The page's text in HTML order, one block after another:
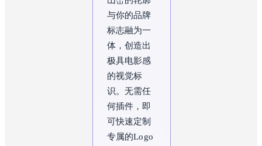
与你的品牌
标志融为一
体，创造出
极具电影感
的视觉标
识。无需任
何插件，即
可快速定制
专属的Logo